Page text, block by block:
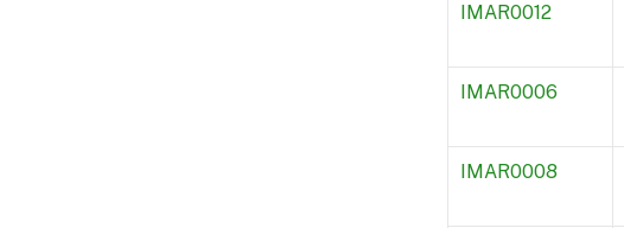
IMAR0012
IMAR0006
IMAR0008